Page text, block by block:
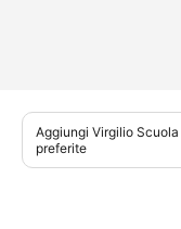
Aggiungi Virgilio Scuola
preferite